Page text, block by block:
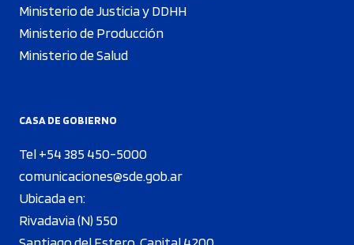
Ministerio de Justicia y DDHH
Ministerio de Producción
Ministerio de Salud
CASA DE GOBIERNO
Tel +54 385 450-5000
comunicaciones@sde.gob.ar
Ubicada en:
Rivadavia (N) 550